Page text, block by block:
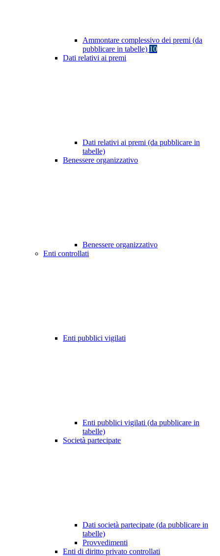
Ammontare complessivo dei premi (da
pubblicare in tabelle) 10
Dati relativi ai premi
Dati relativi ai premi (da pubblicare in
tabelle)
Benessere organizzativo
Benessere organizzativo
Enti controllati
Enti pubblici vigilati
Enti pubblici vigilati (da pubblicare in
tabelle)
Società partecipate
Dati società partecipate (da pubblicare in
tabelle)
Provvedimenti
Enti di diritto privato controllati